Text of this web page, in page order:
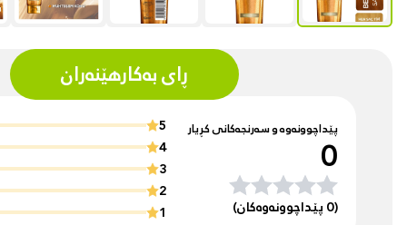
ڕای بەکارهێنەران
پێداچوونەوە و سەرنجەکانی کڕیار
0
(0 پێداچوونەوەکان)
5
4
3
2
1